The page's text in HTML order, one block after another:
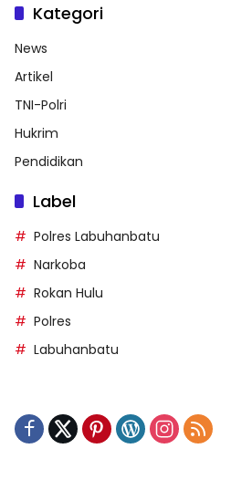
Kategori
News
Artikel
TNI-Polri
Hukrim
Pendidikan
Label
Polres Labuhanbatu
Narkoba
Rokan Hulu
Polres
Labuhanbatu